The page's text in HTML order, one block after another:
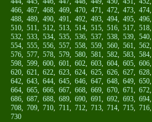
466, 467, 468, 469, 470, 471, 472, 473, 474,
488, 489, 490, 491, 492, 493, 494, 495, 496,
510, 511, 512, 513, 514, 515, 516, 517, 518,
532, 533, 534, 535, 536, 537, 538, 539, 540,
554, 555, 556, 557, 558, 559, 560, 561, 562,
576, 577, 578, 579, 580, 581, 582, 583, 584,
598, 599, 600, 601, 602, 603, 604, 605, 606,
620, 621, 622, 623, 624, 625, 626, 627, 628,
642, 643, 644, 645, 646, 647, 648, 649, 650,
664, 665, 666, 667, 668, 669, 670, 671, 672,
686, 687, 688, 689, 690, 691, 692, 693, 694,
708, 709, 710, 711, 712, 713, 714, 715, 716,
730